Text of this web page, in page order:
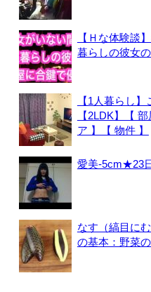
【Ｈな体験談
暮らしの彼女
【1人暮らし
【2LDK】【
ア 】【 物件 】
愛美-5cm★23
なす（縞目
の基本：野菜の